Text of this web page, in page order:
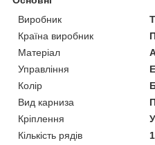
Виробник
Країна виробник
Матеріал
Управління
Колір
Вид карниза
Кріплення
Кількість рядів
1